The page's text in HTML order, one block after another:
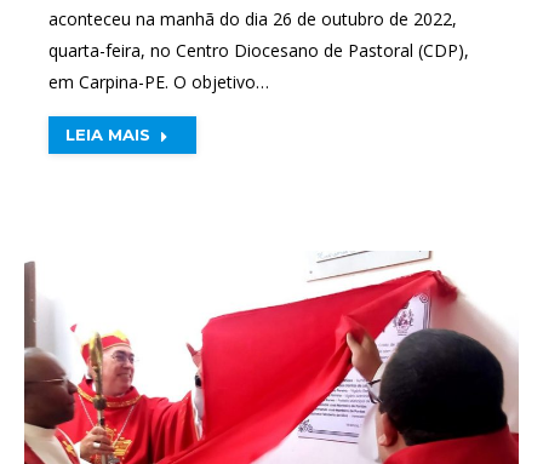
aconteceu na manhã do dia 26 de outubro de 2022,
quarta-feira, no Centro Diocesano de Pastoral (CDP),
em Carpina-PE. O objetivo…
LEIA MAIS